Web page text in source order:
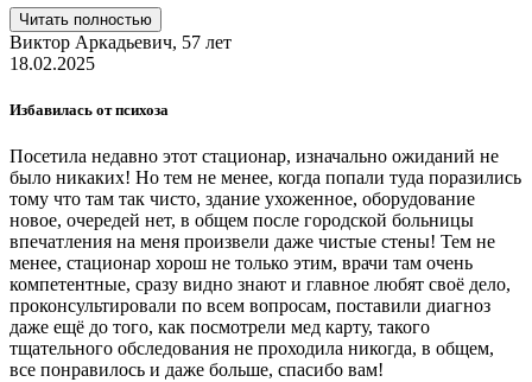
Читать полностью
Виктор Аркадьевич, 57 лет
18.02.2025
Избавилась от психоза
Посетила недавно этот стационар, изначально ожиданий не
было никаких! Но тем не менее, когда попали туда поразились
тому что там так чисто, здание ухоженное, оборудование
новое, очередей нет, в общем после городской больницы
впечатления на меня произвели даже чистые стены! Тем не
менее, стационар хорош не только этим, врачи там очень
компетентные, сразу видно знают и главное любят своё дело,
проконсультировали по всем вопросам, поставили диагноз
даже ещё до того, как посмотрели мед карту, такого
тщательного обследования не проходила никогда, в общем,
все понравилось и даже больше, спасибо вам!